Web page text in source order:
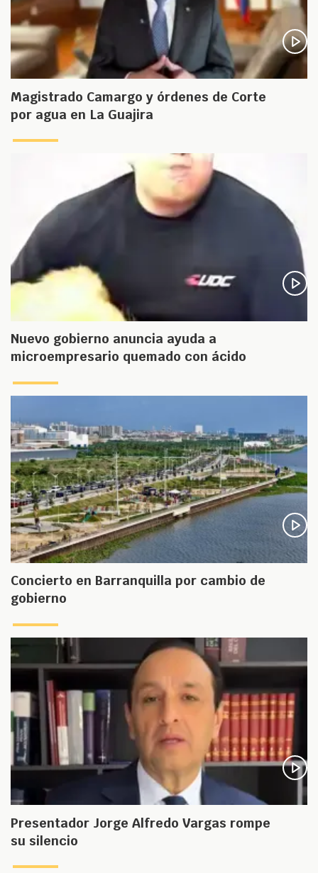
Magistrado Camargo y órdenes de Corte
por agua en La Guajira
Nuevo gobierno anuncia ayuda a
microempresario quemado con ácido
Concierto en Barranquilla por cambio de
gobierno
Presentador Jorge Alfredo Vargas rompe
su silencio